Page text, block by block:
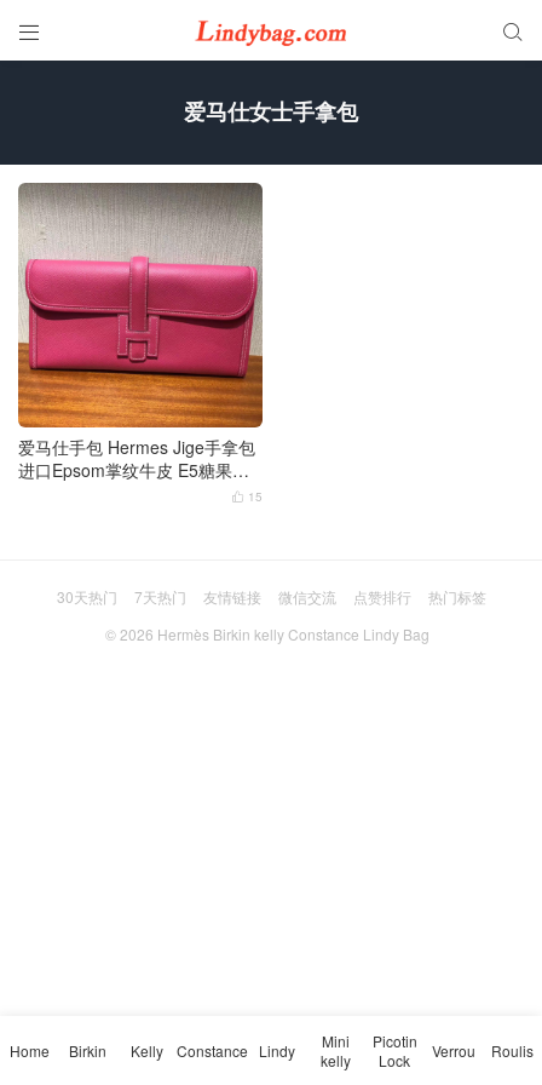
 
爱马仕女士手拿包
爱马仕手包 Hermes Jige手拿包
进口Epsom掌纹牛皮 E5糖果粉R
 15
30天热门 7天热门 友情链接 微信交流 点赞排行
热门标签
© 2026 Hermès Birkin kelly Constance Lindy Bag
Home Birkin Kelly Constance Lindy
Mini
kelly
Picotin
Lock
Verrou Roulis